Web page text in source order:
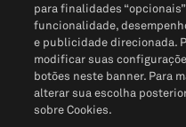
para finalidades
funcionalidade,
e publicidade direcionada.
modificar suas
botões neste banner. Para
alterar sua escolha
sobre Cookies.